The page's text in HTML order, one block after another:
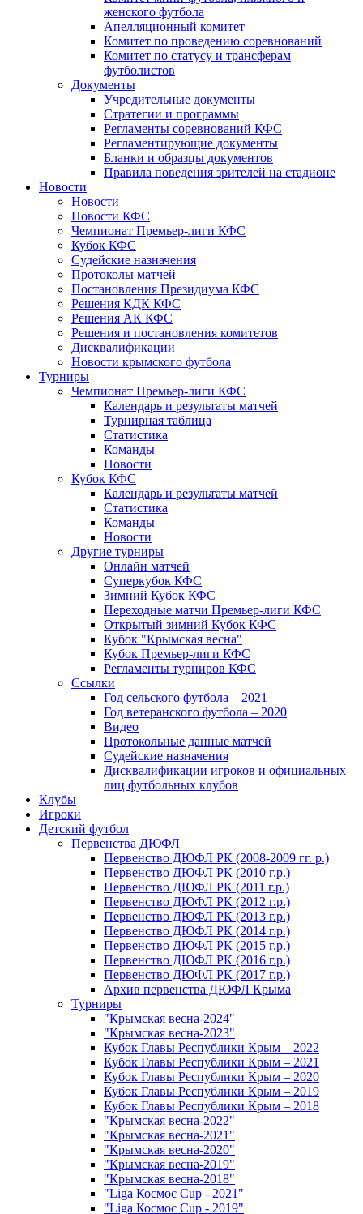
женского футбола
Апелляционный комитет
Комитет по проведению соревнований
Комитет по статусу и трансферам
футболистов
Документы
Учредительные документы
Стратегии и программы
Регламенты соревнований КФС
Регламентирующие документы
Бланки и образцы документов
Правила поведения зрителей на стадионе
Новости
Новости
Новости КФС
Чемпионат Премьер-лиги КФС
Кубок КФС
Судейские назначения
Протоколы матчей
Постановления Президиума КФС
Решения КДК КФС
Решения АК КФС
Решения и постановления комитетов
Дисквалификации
Новости крымского футбола
Турниры
Чемпионат Премьер-лиги КФС
Календарь и результаты матчей
Турнирная таблица
Статистика
Команды
Новости
Кубок КФС
Календарь и результаты матчей
Статистика
Команды
Новости
Другие турниры
Онлайн матчей
Суперкубок КФС
Зимний Кубок КФС
Переходные матчи Премьер-лиги КФС
Открытый зимний Кубок КФС
Кубок "Крымская весна"
Кубок Премьер-лиги КФС
Регламенты турниров КФС
Ссылки
Год сельского футбола – 2021
Год ветеранского футбола – 2020
Видео
Протокольные данные матчей
Судейские назначения
Дисквалификации игроков и официальных
лиц футбольных клубов
Клубы
Игроки
Детский футбол
Первенства ДЮФЛ
Первенство ДЮФЛ РК (2008-2009 гг. р.)
Первенство ДЮФЛ РК (2010 г.р.)
Первенство ДЮФЛ РК (2011 г.р.)
Первенство ДЮФЛ РК (2012 г.р.)
Первенство ДЮФЛ РК (2013 г.р.)
Первенство ДЮФЛ РК (2014 г.р.)
Первенство ДЮФЛ РК (2015 г.р.)
Первенство ДЮФЛ РК (2016 г.р.)
Первенство ДЮФЛ РК (2017 г.р.)
Архив первенства ДЮФЛ Крыма
Турниры
"Крымская весна-2024"
"Крымская весна-2023"
Кубок Главы Республики Крым – 2022
Кубок Главы Республики Крым – 2021
Кубок Главы Республики Крым – 2020
Кубок Главы Республики Крым – 2019
Кубок Главы Республики Крым – 2018
"Крымская весна-2022"
"Крымская весна-2021"
"Крымская весна-2020"
"Крымская весна-2019"
"Крымская весна-2018"
"Liga Космос Cup - 2021"
"Liga Космос Cup - 2019"